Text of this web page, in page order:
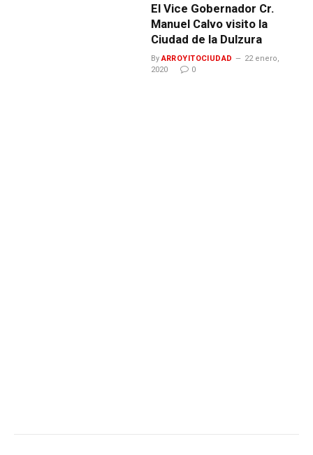
El Vice Gobernador Cr.
Manuel Calvo visito la
Ciudad de la Dulzura
By ARROYITOCIUDAD
22 enero,
2020
0